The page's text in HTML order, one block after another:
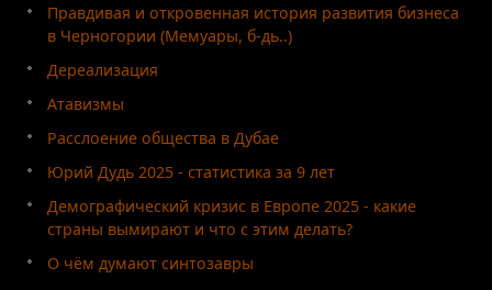
Правдивая и откровенная история развития бизнеса
в Черногории (Мемуары, б-дь..)
Дереализация
Атавизмы
Расслоение общества в Дубае
Юрий Дудь 2025 - статистика за 9 лет
Демографический кризис в Европе 2025 - какие
страны вымирают и что с этим делать?
О чём думают синтозавры